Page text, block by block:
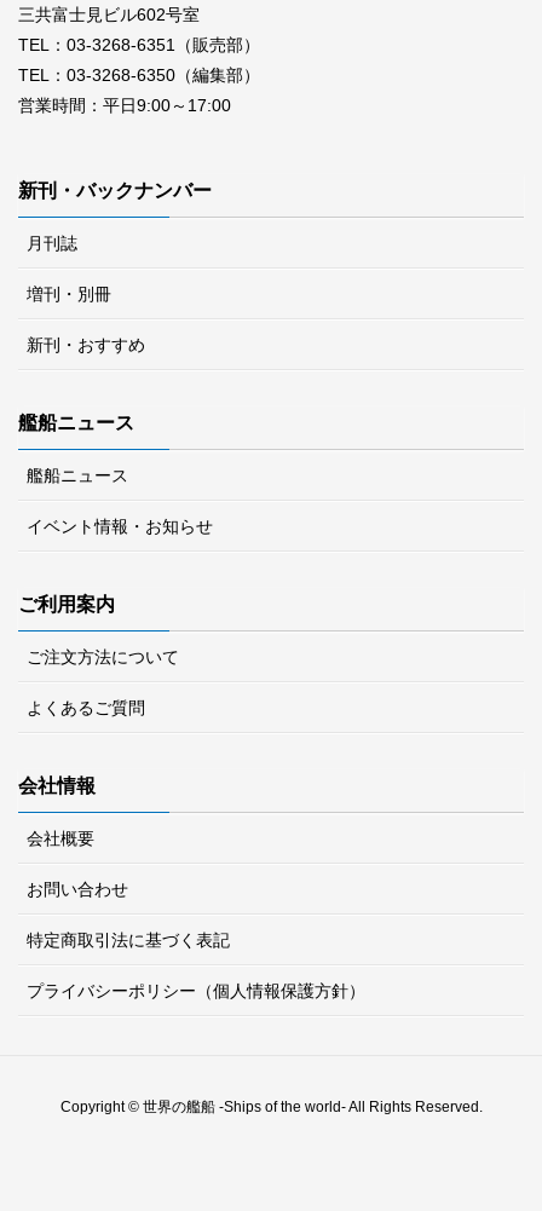
三共富士見ビル602号室
TEL：03-3268-6351（販売部）
TEL：03-3268-6350（編集部）
営業時間：平日9:00～17:00
新刊・バックナンバー
月刊誌
増刊・別冊
新刊・おすすめ
艦船ニュース
艦船ニュース
イベント情報・お知らせ
ご利用案内
ご注文方法について
よくあるご質問
会社情報
会社概要
お問い合わせ
特定商取引法に基づく表記
プライバシーポリシー（個人情報保護方針）
Copyright © 世界の艦船 -Ships of the world- All Rights Reserved.